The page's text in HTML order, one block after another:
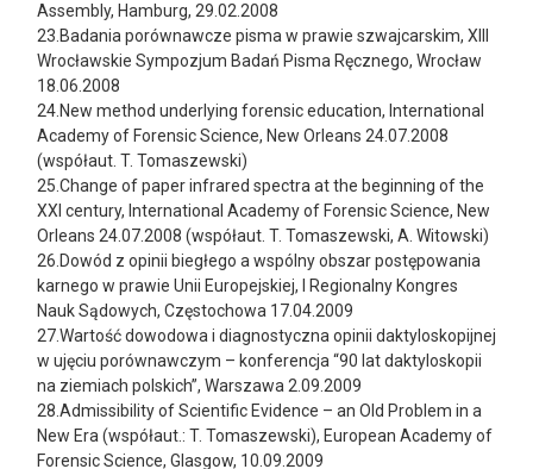
Assembly, Hamburg, 29.02.2008
23.Badania porównawcze pisma w prawie szwajcarskim, XIII
Wrocławskie Sympozjum Badań Pisma Ręcznego, Wrocław
18.06.2008
24.New method underlying forensic education, International
Academy of Forensic Science, New Orleans 24.07.2008
(współaut. T. Tomaszewski)
25.Change of paper infrared spectra at the beginning of the
XXI century, International Academy of Forensic Science, New
Orleans 24.07.2008 (współaut. T. Tomaszewski, A. Witowski)
26.Dowód z opinii biegłego a wspólny obszar postępowania
karnego w prawie Unii Europejskiej, I Regionalny Kongres
Nauk Sądowych, Częstochowa 17.04.2009
27.Wartość dowodowa i diagnostyczna opinii daktyloskopijnej
w ujęciu porównawczym – konferencja “90 lat daktyloskopii
na ziemiach polskich”, Warszawa 2.09.2009
28.Admissibility of Scientific Evidence – an Old Problem in a
New Era (współaut.: T. Tomaszewski), European Academy of
Forensic Science, Glasgow, 10.09.2009